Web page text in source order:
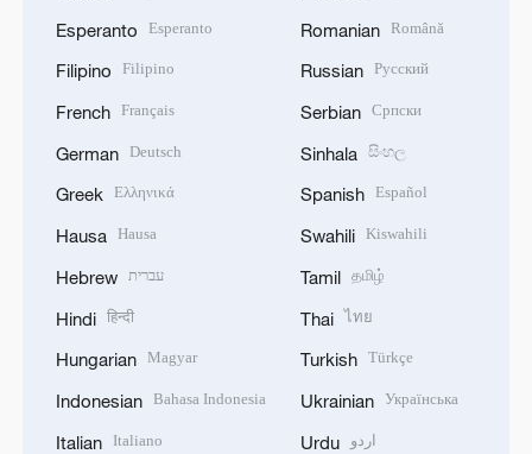
Esperanto Esperanto
Filipino Filipino
French Français
German Deutsch
Greek Ελληνικά
Hausa Hausa
Hebrew עברית
Hindi हिन्दी
Hungarian Magyar
Indonesian Bahasa Indonesia
Italian Italiano
Romanian Română
Russian Русский
Serbian Српски
Sinhala සිංහල
Spanish Español
Swahili Kiswahili
Tamil தமிழ்
Thai ไทย
Turkish Türkçe
Ukrainian Українська
Urdu اردو